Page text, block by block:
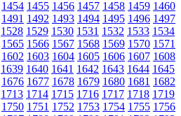
1454 1455 1456 1457 1458 1459 1460
1491 1492 1493 1494 1495 1496 1497
1528 1529 1530 1531 1532 1533 1534
1565 1566 1567 1568 1569 1570 1571
1602 1603 1604 1605 1606 1607 1608
1639 1640 1641 1642 1643 1644 1645
1676 1677 1678 1679 1680 1681 1682
1713 1714 1715 1716 1717 1718 1719
1750 1751 1752 1753 1754 1755 1756